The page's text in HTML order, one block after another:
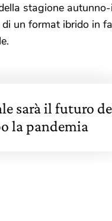
stagione
di un format ibrido in
sarà il futuro
la pandemia